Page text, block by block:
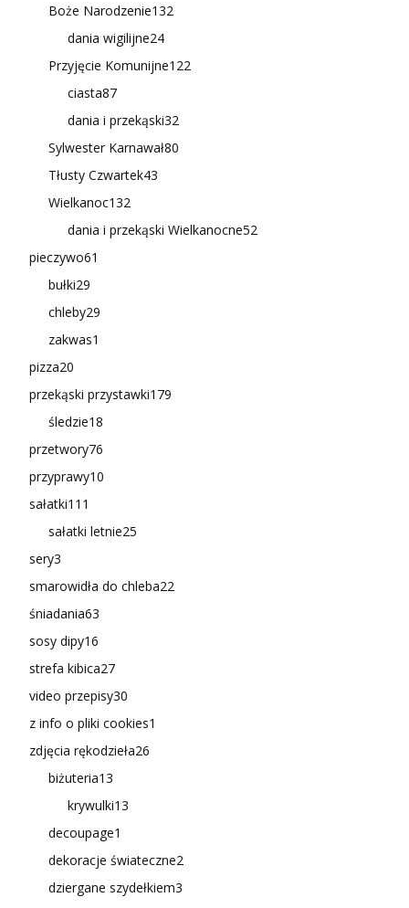
Boże Narodzenie132
dania wigilijne24
Przyjęcie Komunijne122
ciasta87
dania i przekąski32
Sylwester Karnawał80
Tłusty Czwartek43
Wielkanoc132
dania i przekąski Wielkanocne52
pieczywo61
bułki29
chleby29
zakwas1
pizza20
przekąski przystawki179
śledzie18
przetwory76
przyprawy10
sałatki111
sałatki letnie25
sery3
smarowidła do chleba22
śniadania63
sosy dipy16
strefa kibica27
video przepisy30
z info o pliki cookies1
zdjęcia rękodzieła26
biżuteria13
krywulki13
decoupage1
dekoracje świateczne2
dziergane szydełkiem3